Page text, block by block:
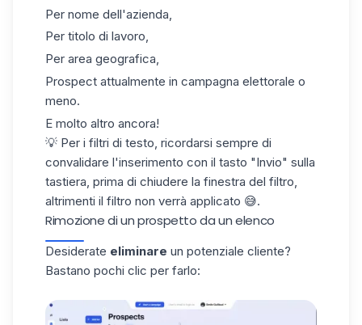
Per nome dell'azienda,
Per titolo di lavoro,
Per area geografica,
Prospect attualmente in campagna elettorale o
meno.
E molto altro ancora!
💡 Per i filtri di testo, ricordarsi sempre di
convalidare l'inserimento con il tasto "Invio" sulla
tastiera, prima di chiudere la finestra del filtro,
altrimenti il filtro non verrà applicato 😅.
Rimozione di un prospetto da un elenco
Desiderate eliminare un potenziale cliente?
Bastano pochi clic per farlo: